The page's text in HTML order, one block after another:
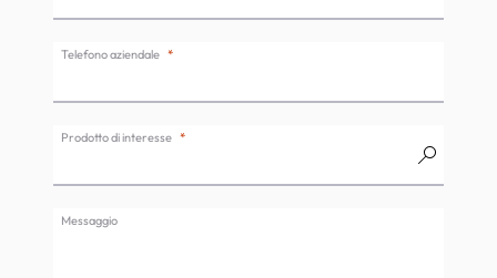
Telefono aziendale
Prodotto di interesse
Messaggio